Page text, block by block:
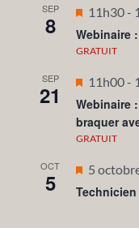
SEP
8
Mis
en
avant
11h30-
Webinaire
GRATUIT
SEP
21
Mis
en
avant
11h00-
Webinaire
braquer
GRATUIT
OCT
5
Mis
en
5
Technicien